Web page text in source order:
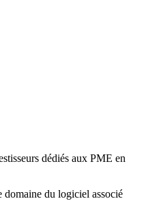
dédiés aux PME en
domaine du logiciel associé